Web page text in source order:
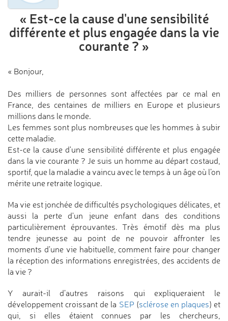
« Est-ce la cause d'une sensibilité
différente et plus engagée dans la vie
courante ? »
« Bonjour,
Des milliers de personnes sont affectées par ce mal en
France, des centaines de milliers en Europe et plusieurs
millions dans le monde.
Les femmes sont plus nombreuses que les hommes à subir
cette maladie.
Est-ce la cause d'une sensibilité différente et plus engagée
dans la vie courante ? Je suis un homme au départ costaud,
sportif, que la maladie a vaincu avec le temps à un âge où l’on
mérite une retraite logique.
Ma vie est jonchée de difficultés psychologiques délicates, et
aussi la perte d'un jeune enfant dans des conditions
particulièrement éprouvantes. Très émotif dès ma plus
tendre jeunesse au point de ne pouvoir affronter les
moments d'une vie habituelle, comment faire pour changer
la réception des informations enregistrées, des accidents de
la vie ?
Y aurait-il d’autres raisons qui expliqueraient le
développement croissant de la SEP (sclérose en plaques) et
qui, si elles étaient connues par les chercheurs,